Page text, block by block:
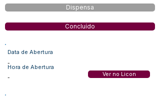
Dispensa
Concluído
Data de Abertura
-
Hora de Abertura
- Ver no Licon